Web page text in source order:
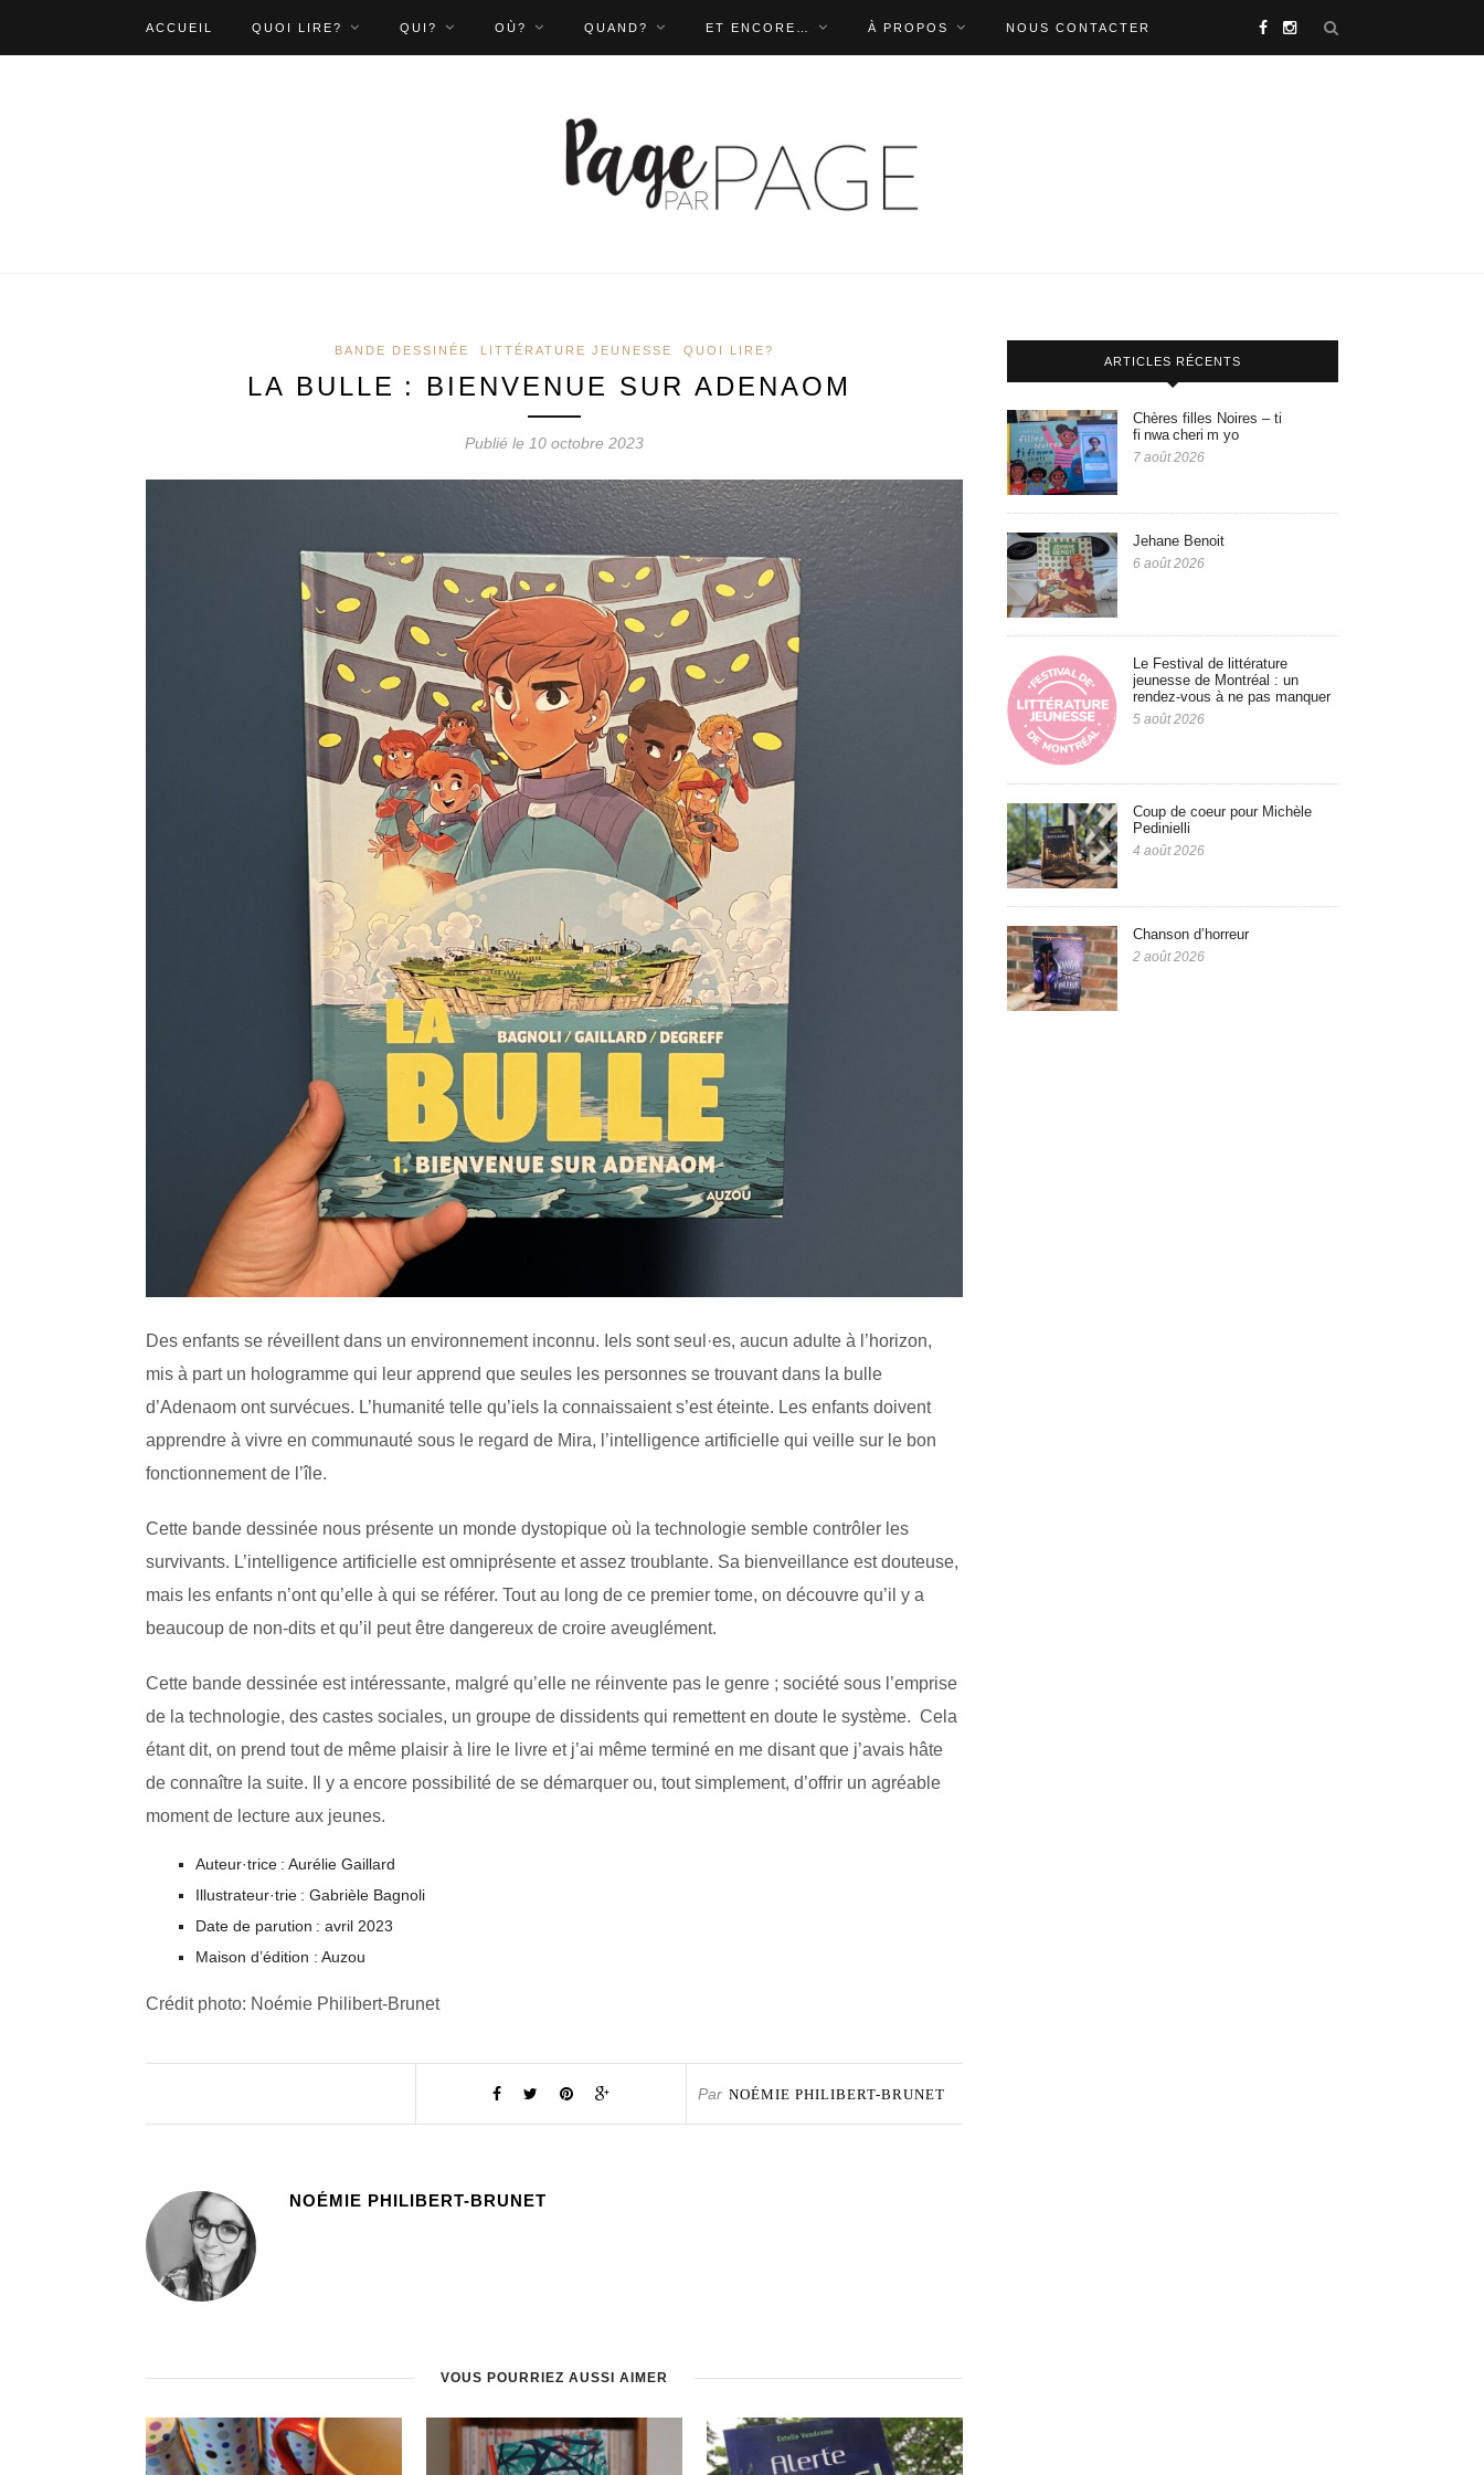
ACCUEIL QUOI LIRE? QUI? OÙ? QUAND? ET ENCORE… À PROPOS NOUS CONTACTER
BANDE DESSINÉE LITTÉRATURE JEUNESSE QUOI LIRE?
LA BULLE : BIENVENUE SUR ADENAOM
Publié le 10 octobre 2023
Des enfants se réveillent dans un environnement inconnu. Iels sont seul·es, aucun adulte à l’horizon,
mis à part un hologramme qui leur apprend que seules les personnes se trouvant dans la bulle
d’Adenaom ont survécues. L’humanité telle qu’iels la connaissaient s’est éteinte. Les enfants doivent
apprendre à vivre en communauté sous le regard de Mira, l’intelligence artificielle qui veille sur le bon
fonctionnement de l’île.
Cette bande dessinée nous présente un monde dystopique où la technologie semble contrôler les
survivants. L’intelligence artificielle est omniprésente et assez troublante. Sa bienveillance est douteuse,
mais les enfants n’ont qu’elle à qui se référer. Tout au long de ce premier tome, on découvre qu’il y a
beaucoup de non-dits et qu’il peut être dangereux de croire aveuglément.
Cette bande dessinée est intéressante, malgré qu’elle ne réinvente pas le genre ; société sous l’emprise
de la technologie, des castes sociales, un groupe de dissidents qui remettent en doute le système. Cela
étant dit, on prend tout de même plaisir à lire le livre et j’ai même terminé en me disant que j’avais hâte
de connaître la suite. Il y a encore possibilité de se démarquer ou, tout simplement, d’offrir un agréable
moment de lecture aux jeunes.
Auteur·trice : Aurélie Gaillard
Illustrateur·trie : Gabrièle Bagnoli
Date de parution : avril 2023
Maison d’édition : Auzou
Crédit photo: Noémie Philibert-Brunet
Par NOÉMIE PHILIBERT-BRUNET
NOÉMIE PHILIBERT-BRUNET
VOUS POURRIEZ AUSSI AIMER
ARTICLES RÉCENTS
Chères filles Noires – ti
fi nwa cheri m yo
7 août 2026
Jehane Benoit
6 août 2026
Le Festival de littérature
jeunesse de Montréal : un
rendez-vous à ne pas manquer
5 août 2026
Coup de coeur pour Michèle
Pedinielli
4 août 2026
Chanson d’horreur
2 août 2026